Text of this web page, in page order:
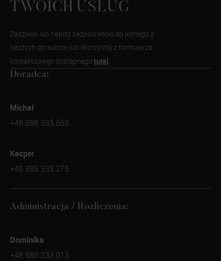
TWOICH USŁUG
Zadzwoń lub napisz bezpośrednio do jednego z
naszych doradców lub skorzystaj z formularza
kontaktowego dostępnego tutaj
Doradca:
Michał
+48 888 333 665
Kacper
+48 888 333 275
Administracja / Rozliczenia:
Dominika
+48 888 333 013